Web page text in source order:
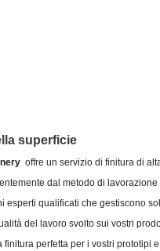
superficie
offre un servizio di finitura di
dal metodo di
esperti qualificati che gestiscono
del lavoro svolto sui vostri
finitura perfetta per i vostri prototipi